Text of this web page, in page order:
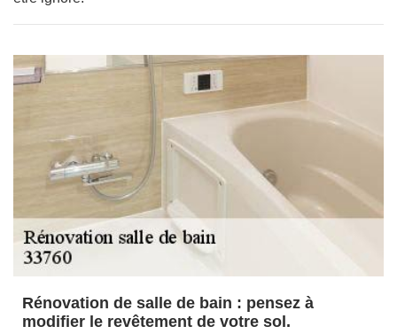
Rénovation de salle de bain : pensez à
modifier le revêtement de votre sol.